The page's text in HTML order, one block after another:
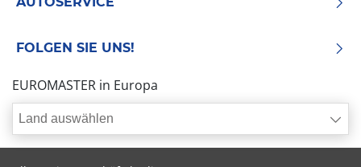
FOLGEN SIE UNS!
EUROMASTER in Europa
Land auswählen